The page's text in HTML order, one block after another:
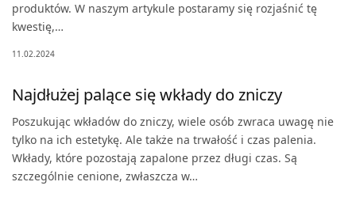
produktów. W naszym artykule postaramy się rozjaśnić tę
kwestię,…
11.02.2024
Najdłużej palące się wkłady do zniczy
Poszukując wkładów do zniczy, wiele osób zwraca uwagę nie
tylko na ich estetykę. Ale także na trwałość i czas palenia.
Wkłady, które pozostają zapalone przez długi czas. Są
szczególnie cenione, zwłaszcza w…